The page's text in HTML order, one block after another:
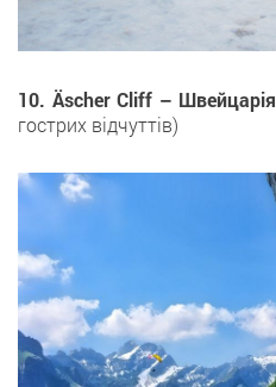
10. Äscher Cliff – Швейцарія
гострих відчуттів)